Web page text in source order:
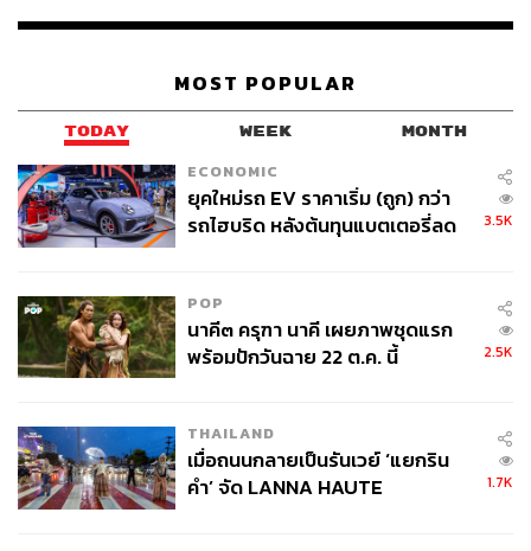
MOST POPULAR
TODAY WEEK MONTH
ECONOMIC
ยุคใหม่รถ EV ราคาเริ่ม (ถูก) กว่า
รถไฮบริด หลังต้นทุนแบตเตอรี่ลด
3.5K
POP
นาคี๓ ครุฑา นาคี เผยภาพชุดแรก
พร้อมปักวันฉาย 22 ต.ค. นี้
2.5K
THAILAND
เมื่อถนนกลายเป็นรันเวย์ ‘แยกริน
คำ’ จัด LANNA HAUTE
1.7K